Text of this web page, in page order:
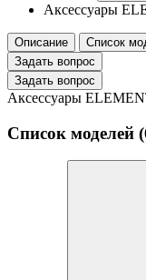
Аксессуары
Описание
Список
Задать вопрос
Задать вопрос
Аксессуары
Список моделей